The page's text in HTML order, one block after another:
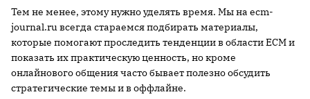
Тем не менее, этому нужно уделять время. Мы на ecm-
journal.ru всегда стараемся подбирать материалы,
которые помогают проследить тенденции в области ECM и
показать их практическую ценность, но кроме
онлайнового общения часто бывает полезно обсудить
стратегические темы и в оффлайне.